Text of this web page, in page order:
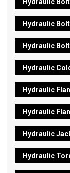
Hydraulic
Hydraulic
Hydraulic
Hydraulic
Hydraulic
Hydraulic
Hydraulic
Hydraulic